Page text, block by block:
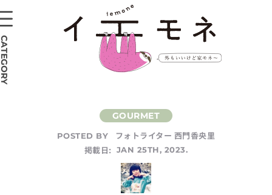
POSTED BY
フォトライター 西門香央里
掲載日:
JAN 25TH, 2023.